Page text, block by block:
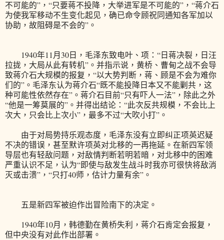
不可能的”，“只要蒋不投降，大举进军是不可能的”，“蒋介石
为使我军移动不生变化起见，确已命令顾祝同通知各军加以
协助，故阻碍是不会的”。
1940年11月30日，毛泽东致电叶、项：“日蒋决裂，日汪
拉拢，大局从此有转机”。并指示说，黄桥、曹甸之战不会导
致蒋介石大规模的报复，“以大势判断，蒋、顾是不会为难你
们的”。毛泽东认为蒋介石“既不能投降日本又不能剿共，这
种可能性依然存在”。蒋介石目前“只有吓人一法”，除此之外
“他是一筹莫展的”。并得出结论：“此次反共规模，不会比上
次大，只会比上次小”，最多不过“大吹小打”。
由于对局势持乐观态度，毛泽东没有立即纠正项英迟疑
不决的错误，甚至默许项英对北移的一再拖延。在新四军领
导层也有轻敌问题，对敌情判断若明若暗，对北移中的困难
严重认识不足，认为“即使与敌发生战斗时我亦可很快将敌消
灭或击溃”，“只打40师，估计力量有余”。
五是新四军被迫作出冒险南下的决定。
1940年10月，韩德勤在黄桥失利，蒋介石肯定会报复，
但中央没有对此作出部署。